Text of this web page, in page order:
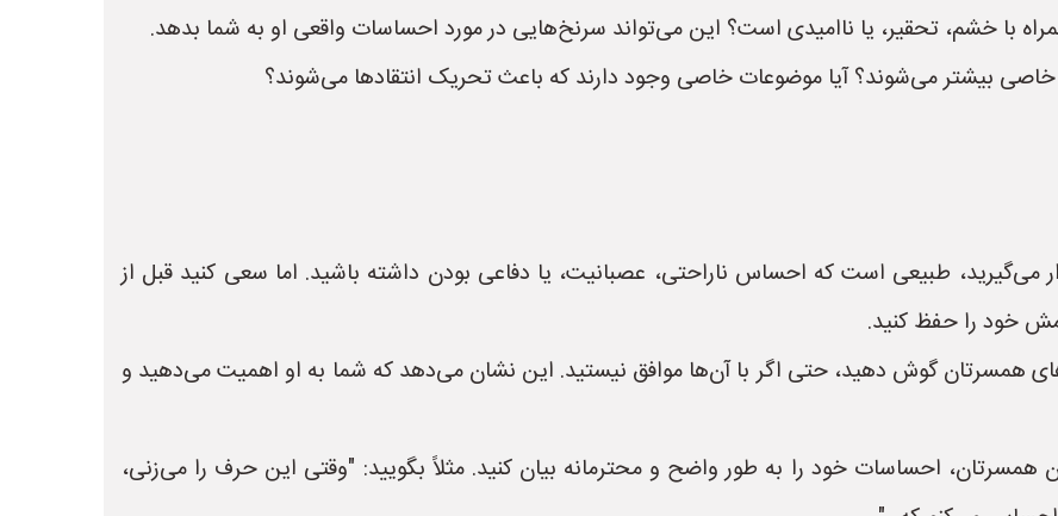
همراه با خشم، تحقیر، یا ناامیدی است؟ این می‌تواند سرنخ‌هایی در مورد احساسات واقعی او به شما بدهد.
خاصی بیشتر می‌شوند؟ آیا موضوعات خاصی وجود دارند که باعث تحریک انتقادها می‌شوند؟
می‌گیرید، طبیعی است که احساس ناراحتی، عصبانیت، یا دفاعی بودن داشته باشید. اما سعی کنید قبل از
خود را حفظ کنید.
همسرتان گوش دهید، حتی اگر با آن‌ها موافق نیستید. این نشان می‌دهد که شما به او اهمیت می‌دهید و
همسرتان، احساسات خود را به طور واضح و محترمانه بیان کنید. مثلاً بگویید: "وقتی این حرف را می‌زنی،